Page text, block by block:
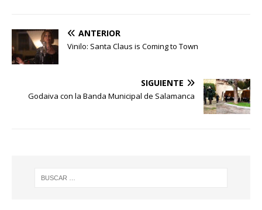
ANTERIOR
Vinilo: Santa Claus is Coming to Town
SIGUIENTE
Godaiva con la Banda Municipal de Salamanca